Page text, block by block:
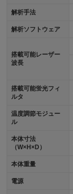
解析手法
解析ソフトウェア
搭載可能レーザー
波長
搭載可能蛍光フィ
ルタ
温度調節モジュー
ル
本体寸法
（W×H×D）
本体重量
電源